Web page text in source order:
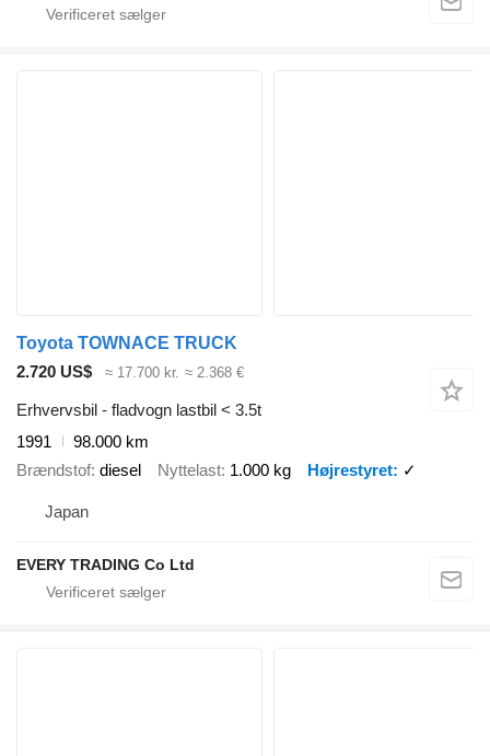
Toyota TOWNACE TRUCK
2.720 US$
≈ 17.700 kr. ≈ 2.368 €
Erhvervsbil - fladvogn lastbil < 3.5t
1991
98.000 km
Brændstof diesel Nyttelast 1.000 kg Højrestyret ✓
Japan
EVERY TRADING Co Ltd